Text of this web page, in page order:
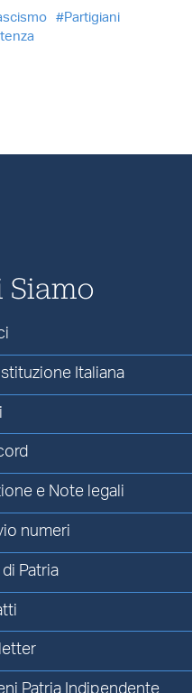
Partigiani
Siamo
Italiana
e Note legali
numeri
Patria
Patria Indipendente